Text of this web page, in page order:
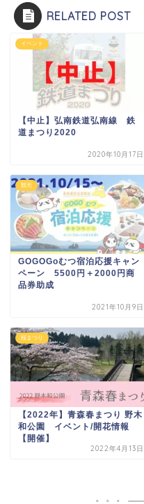
RELATED POST
イベント
【中止】弘南鉄道弘南線 鉄
道まつり2020
2020年10月17日
観光
GOGOGoむつ宿泊応援キャン
ペーン 5500円＋2000円商
品券助成
2021年10月9日
桜まつり
【2022年】青森春まつり 野木
和公園 イベント/開花情報
【開催】
2022年4月13日